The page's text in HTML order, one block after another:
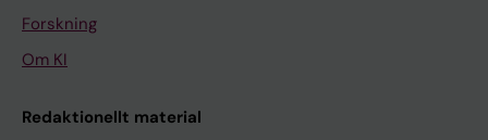
Forskning
Om KI
Redaktionellt material